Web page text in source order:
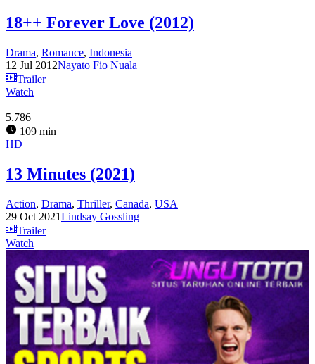
18++ Forever Love (2012)
Drama, Romance, Indonesia
12 Jul 2012Nayato Fio Nuala
Trailer
Watch
5.786
109 min
HD
13 Minutes (2021)
Action, Drama, Thriller, Canada, USA
29 Oct 2021Lindsay Gossling
Trailer
Watch